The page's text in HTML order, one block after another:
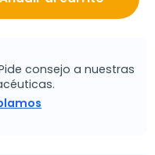
consejo a nuestras